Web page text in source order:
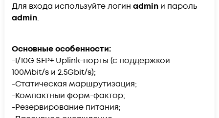
Для входа используйте логин admin и пароль
admin.
Основные особенности:
-1/10G SFP+ Uplink-порты (с поддержкой
100Mbit/s и 2.5Gbit/s);
-Статическая маршрутизация;
-Компактный форм-фактор;
-Резервирование питания;